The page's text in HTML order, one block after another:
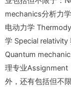
mechanics分析力
电动力学
学 Special relativity
Quantum
理专业Assignment
外，还有包括但不